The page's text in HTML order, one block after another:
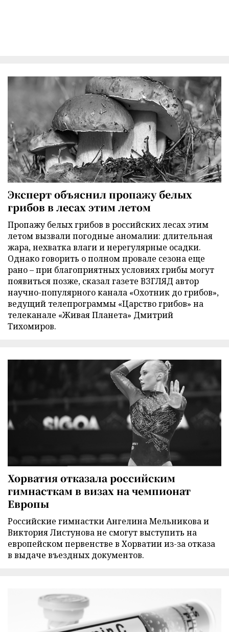
Эксперт объяснил пропажу белых
грибов в лесах этим летом
Пропажу белых грибов в российских лесах этим
летом вызвали погодные аномалии: длительная
жара, нехватка влаги и нерегулярные осадки.
Однако говорить о полном провале сезона еще
рано – при благоприятных условиях грибы могут
появиться позже, сказал газете ВЗГЛЯД автор
научно-популярного канала «Охотник до грибов»,
ведущий телепрограммы «Царство грибов» на
телеканале «Живая Планета» Дмитрий
Тихомиров.
Хорватия отказала российским
гимнасткам в визах на чемпионат
Европы
Российские гимнастки Ангелина Мельникова и
Виктория Листунова не смогут выступить на
европейском первенстве в Хорватии из-за отказа
в выдаче въездных документов.